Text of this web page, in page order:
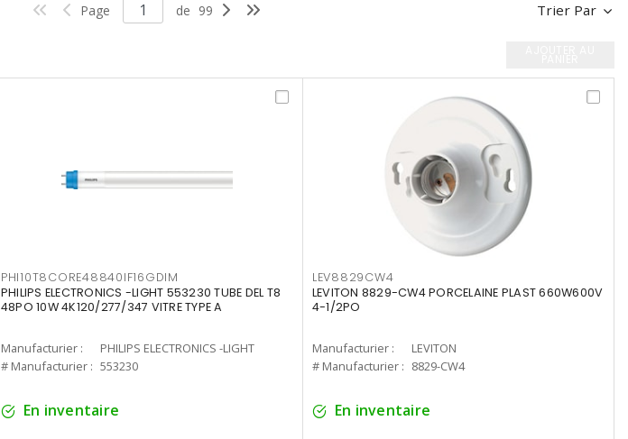
Trier Par
Page de 99
PHI10T8CORE48840IF16GDIM
PHILIPS ELECTRONICS -LIGHT 553230 TUBE DEL T8
48PO 10W 4K120/277/347 VITRE TYPE A
Manufacturier :
PHILIPS ELECTRONICS -LIGHT
# Manufacturier : 553230
En inventaire
LEV8829CW4
LEVITON 8829-CW4 PORCELAINE PLAST 660W600V
4-1/2PO
Manufacturier :
LEVITON
# Manufacturier : 8829-CW4
En inventaire